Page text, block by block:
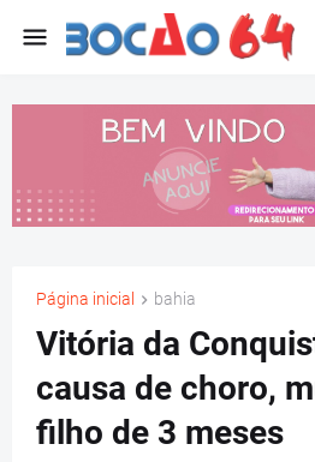
Página inicial bahia
Vitória da
causa de choro,
filho de 3 meses